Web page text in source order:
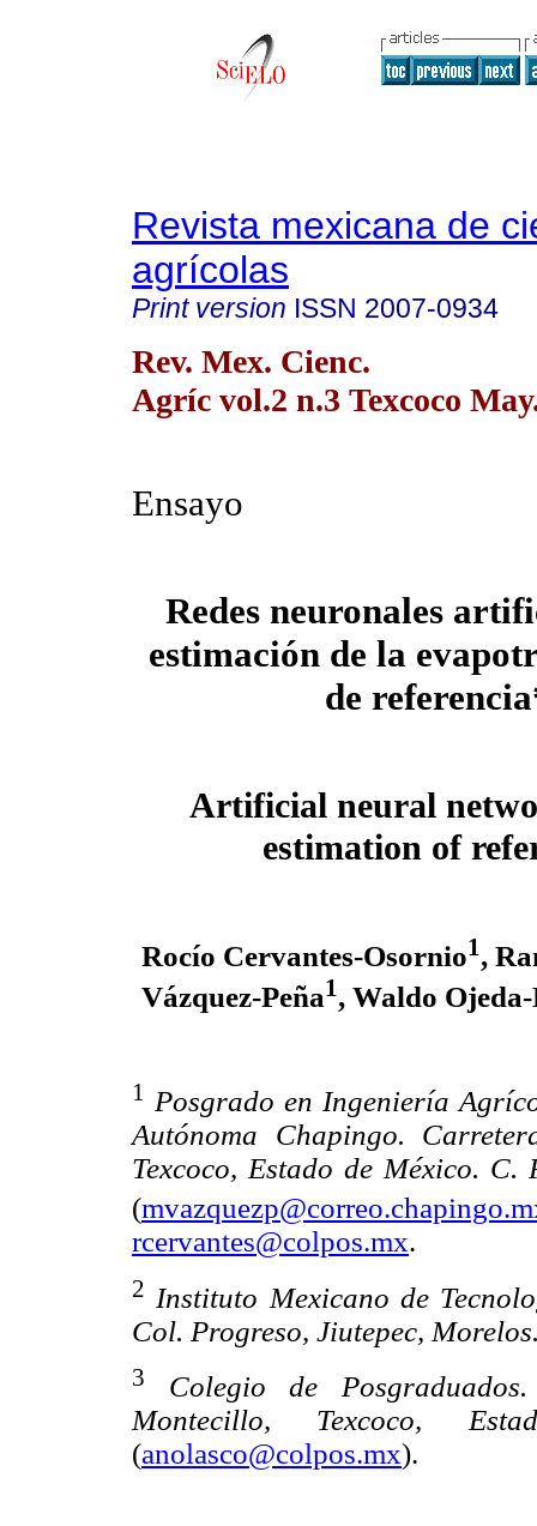
Revista mexicana de
agrícolas
Print version ISSN 2007-0934
Rev. Mex. Cienc.
Agríc vol.2 n.3 Texcoco
Ensayo
Redes neuronales
estimación de la
de
Artificial neural
estimation of
Rocío Cervantes-Osornio1,
Vázquez-Peña1, Waldo
1
Posgrado en Ingeniería
Autónoma Chapingo.
Texcoco, Estado de México. C.
(
rcervantes@colpos.mx.
2 Instituto Mexicano de
Col. Progreso, Jiutepec,
3
Colegio de
Montecillo, Texcoco,
(anolasco@colpos.mx).